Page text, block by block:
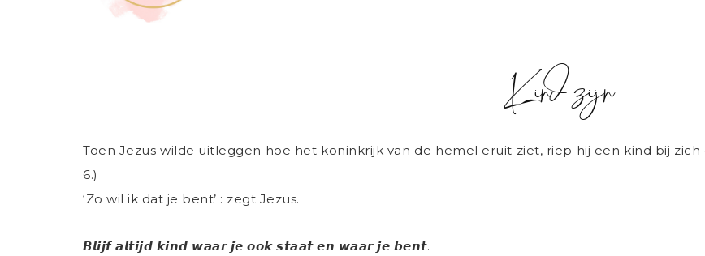
Kind zijn
Toen Jezus wilde uitleggen hoe het koninkrijk van de hemel eruit ziet, riep hij een kind bij
6.)
‘Zo wil ik dat je bent’ : zegt Jezus.
𝘽𝙡𝙞𝙟𝙛 𝙖𝙡𝙩𝙞𝙟𝙙 𝙠𝙞𝙣𝙙 𝙬𝙖𝙖𝙧 𝙟𝙚 𝙤𝙤𝙠 𝙨𝙩𝙖𝙖𝙩 𝙚𝙣 𝙬𝙖𝙖𝙧 𝙟𝙚 𝙗𝙚𝙣𝙩.